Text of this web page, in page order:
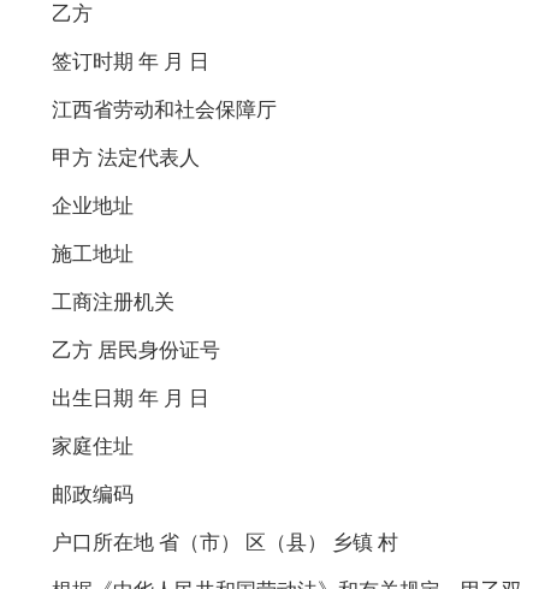
乙方
签订时期 年 月 日
江西省劳动和社会保障厅
甲方 法定代表人
企业地址
施工地址
工商注册机关
乙方 居民身份证号
出生日期 年 月 日
家庭住址
邮政编码
户口所在地 省（市） 区（县） 乡镇 村